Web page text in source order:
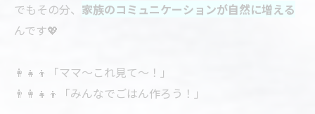
でもその分、 家族のコミュニケーションが自然に増える
んです💖
👩‍👧‍👦「ママ～これ見て～！」
👨‍👩‍👧‍👦「みんなでごはん作ろう！」